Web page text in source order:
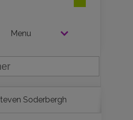
Menu
Soderbergh